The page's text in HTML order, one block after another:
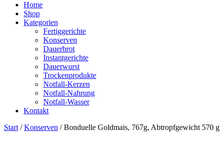
Home
Shop
Kategorien
Fertiggerichte
Konserven
Dauerbrot
Instantgerichte
Dauerwurst
Trockenprodukte
Notfall-Kerzen
Notfall-Nahrung
Notfall-Wasser
Kontakt
Start /Konserven / Bonduelle Goldmais, 767g, Abtropfgewicht 570 g